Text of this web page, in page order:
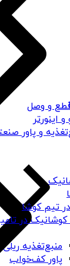
و اینورتر
و پاور
منبع‌تغذیه ریلی
پاور کف‌خواب
و وصل
تیم کوشا
در